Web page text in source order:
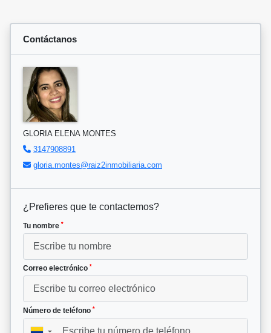
Contáctanos
GLORIA ELENA MONTES
3147908891
gloria.montes@raiz2inmobiliaria.com
¿Prefieres que te contactemos?
Tu nombre *
Correo electrónico *
Número de teléfono *
▼